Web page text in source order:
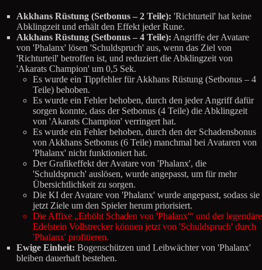
Akkhans Rüstung (Setbonus – 2 Teile): 'Richturteil' hat keine
Abklingzeit und erhält den Effekt jeder Rune.
Akkhans Rüstung (Setbonus – 4 Teile): Angriffe der Avatare
von 'Phalanx' lösen 'Schuldspruch' aus, wenn das Ziel von
'Richturteil' betroffen ist, und reduziert die Abklingzeit von
'Akarats Champion' um 0,5 Sek.
Es wurde ein Tippfehler für Akkhans Rüstung (Setbonus – 4
Teile) behoben.
Es wurde ein Fehler behoben, durch den jeder Angriff dafür
sorgen konnte, dass der Setbonus (4 Teile) die Abklingzeit
von 'Akarats Champion' verringert hat.
Es wurde ein Fehler behoben, durch den der Schadensbonus
von Akkhans Setbonus (6 Teile) manchmal bei Avataren von
'Phalanx' nicht funktioniert hat.
Der Grafikeffekt der Avatare von 'Phalanx', die
'Schuldspruch' auslösen, wurde angepasst, um für mehr
Übersichtlichkeit zu sorgen.
Die KI der Avatare von 'Phalanx' wurde angepasst, sodass sie
jetzt Ziele um den Spieler herum priorisiert.
Die Affixe „Erhöht Schaden von 'Phalanx'“ und der legendäre
Edelstein Vollstrecker können jetzt von 'Schuldspruch' durch
'Phalanx' profitieren.
Ewige Einheit: Bogenschützen und Leibwächter von 'Phalanx'
bleiben dauerhaft bestehen.